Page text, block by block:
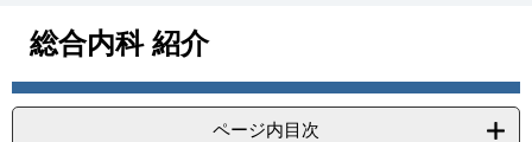
総合内科 紹介
ページ内目次